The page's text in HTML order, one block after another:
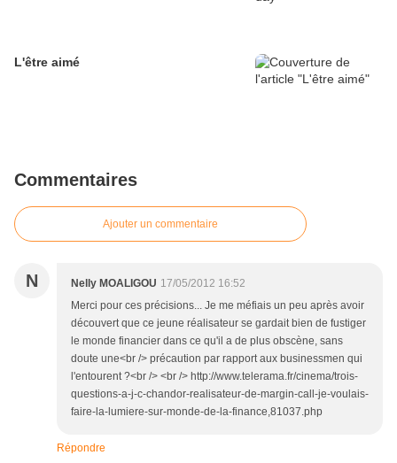
L'être aimé
Commentaires
Ajouter un commentaire
N Nelly MOALIGOU 17/05/2012 16:52
Merci pour ces précisions... Je me méfiais un peu après avoir
découvert que ce jeune réalisateur se gardait bien de fustiger
le monde financier dans ce qu'il a de plus obscène, sans
doute une<br /> précaution par rapport aux businessmen qui
l'entourent ?<br /> <br /> http://www.telerama.fr/cinema/trois-
questions-a-j-c-chandor-realisateur-de-margin-call-je-voulais-
faire-la-lumiere-sur-monde-de-la-finance,81037.php
Répondre